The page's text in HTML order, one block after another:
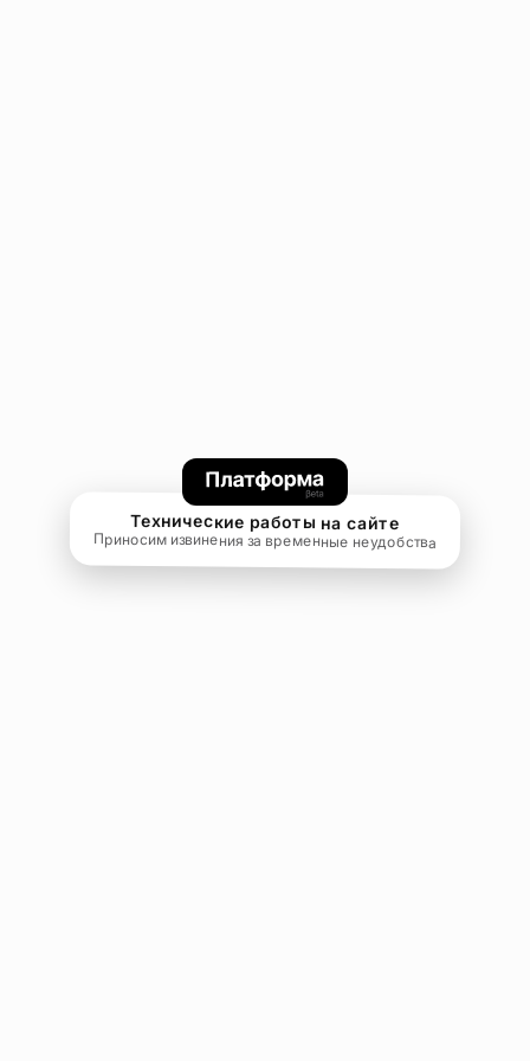
Технические работы на сайте
Приносим извинения за временные неудобства